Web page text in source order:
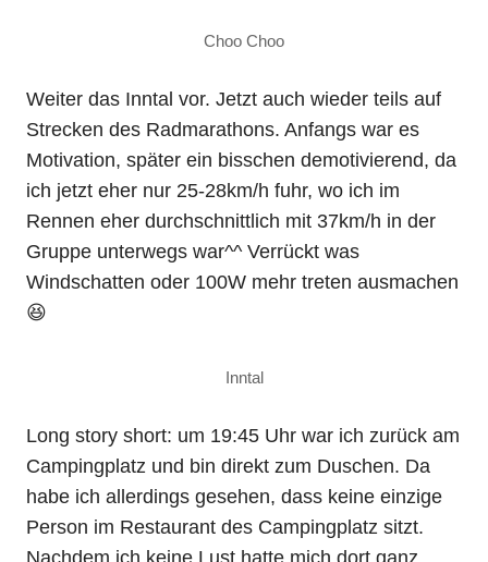
Choo Choo
Weiter das Inntal vor. Jetzt auch wieder teils auf
Strecken des Radmarathons. Anfangs war es
Motivation, später ein bisschen demotivierend, da
ich jetzt eher nur 25-28km/h fuhr, wo ich im
Rennen eher durchschnittlich mit 37km/h in der
Gruppe unterwegs war^^ Verrückt was
Windschatten oder 100W mehr treten ausmachen
😆
Inntal
Long story short: um 19:45 Uhr war ich zurück am
Campingplatz und bin direkt zum Duschen. Da
habe ich allerdings gesehen, dass keine einzige
Person im Restaurant des Campingplatz sitzt.
Nachdem ich keine Lust hatte mich dort ganz